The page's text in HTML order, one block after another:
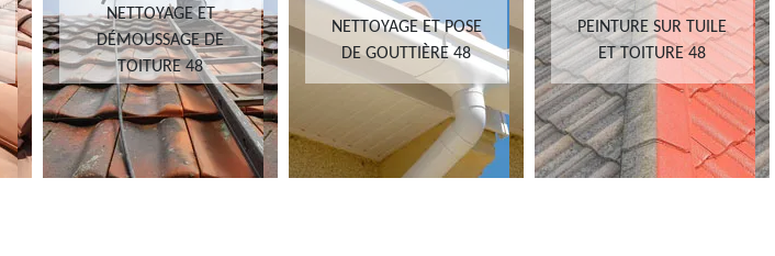
NETTOYAGE ET
DÉMOUSSAGE DE
TOITURE 48
NETTOYAGE ET POSE
DE GOUTTIÈRE 48
PEINTURE SUR TUILE
ET TOITURE 48